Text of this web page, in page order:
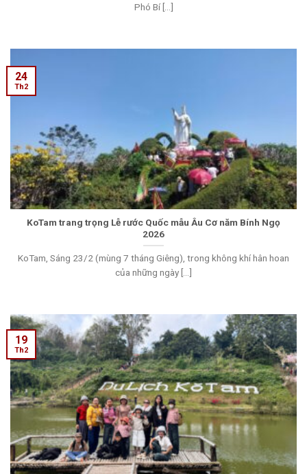
Phó Bí [...]
KoTam trang trọng Lễ rước Quốc mẫu Âu Cơ năm Bính Ngọ
2026
KoTam, Sáng 23/2 (mùng 7 tháng Giêng), trong không khí hân hoan
của những ngày [...]
24
Th2
19
Th2